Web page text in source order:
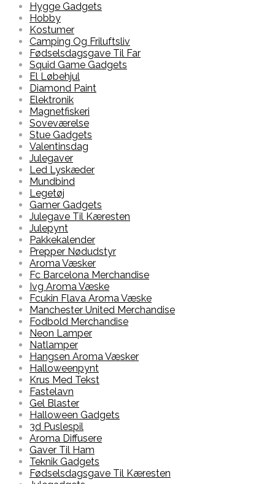
Hygge Gadgets
Hobby
Kostumer
Camping Og Friluftsliv
Fødselsdagsgave Til Far
Squid Game Gadgets
El Løbehjul
Diamond Paint
Elektronik
Magnetfiskeri
Soveværelse
Stue Gadgets
Valentinsdag
Julegaver
Led Lyskæder
Mundbind
Legetøj
Gamer Gadgets
Julegave Til Kæresten
Julepynt
Pakkekalender
Prepper Nødudstyr
Aroma Væsker
Fc Barcelona Merchandise
Ivg Aroma Væske
Fcukin Flava Aroma Væske
Manchester United Merchandise
Fodbold Merchandise
Neon Lamper
Natlamper
Hangsen Aroma Væsker
Halloweenpynt
Krus Med Tekst
Fastelavn
Gel Blaster
Halloween Gadgets
3d Puslespil
Aroma Diffusere
Gaver Til Ham
Teknik Gadgets
Fødselsdagsgave Til Kæresten